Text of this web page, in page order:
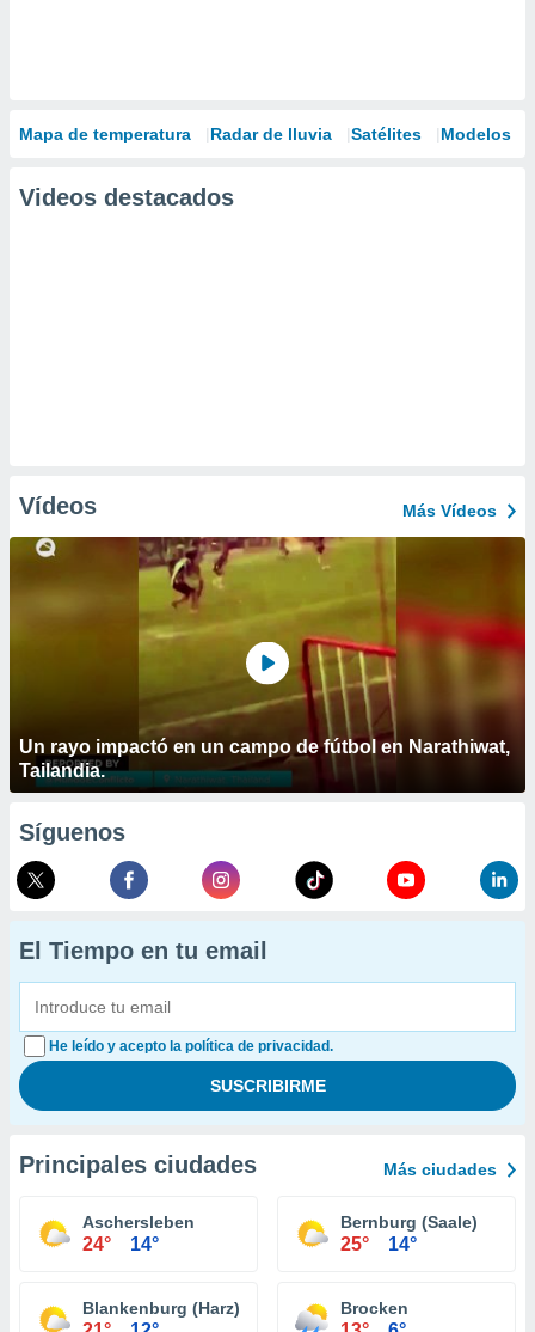
Mapa de temperatura Radar de lluvia Satélites Modelos
Videos destacados
Vídeos Más Vídeos
Un rayo impactó en un campo de fútbol en Narathiwat,
Tailandia.
Síguenos
El Tiempo en tu email
He leído y acepto la política de privacidad.
Principales ciudades Más ciudades
Aschersleben
24° 14°
Bernburg (Saale)
25° 14°
Blankenburg (Harz) Brocken